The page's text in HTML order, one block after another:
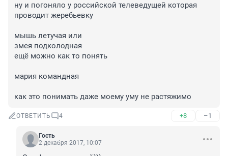
ну и погоняло у российской телеведущей которая
проводит жеребьевку
мышь летучая или
змея подколодная
ещё можно как то понять
мария командная
как это понимать даже моему уму не растяжимо
ОТВЕТИТЬ 4 +8 –1
Гость
2 декабря 2017, 10:07